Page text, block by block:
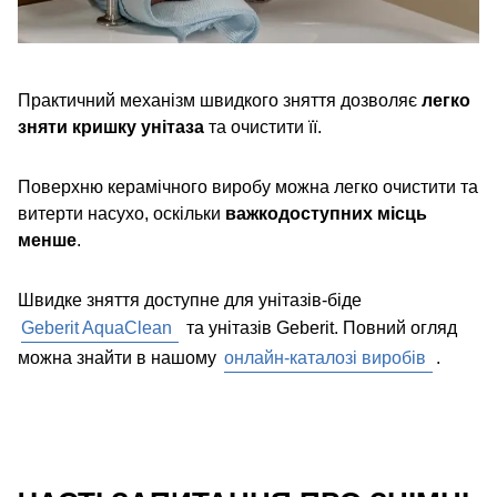
Практичний механізм швидкого зняття дозволяє легко
зняти кришку унітаза та очистити її.
Поверхню керамічного виробу можна легко очистити та
витерти насухо, оскільки важкодоступних місць
менше.
Швидке зняття доступне для унітазів-біде
Geberit AquaClean
та унітазів Geberit. Повний огляд
можна знайти в нашому онлайн-каталозі виробів .